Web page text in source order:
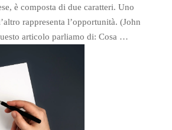
è composta di due caratteri. Uno
rappresenta l’opportunità. (John
articolo parliamo di: Cosa …